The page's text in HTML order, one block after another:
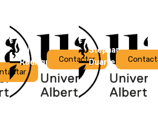
Ali
RodriguezContactar
Stephanie
Duarte